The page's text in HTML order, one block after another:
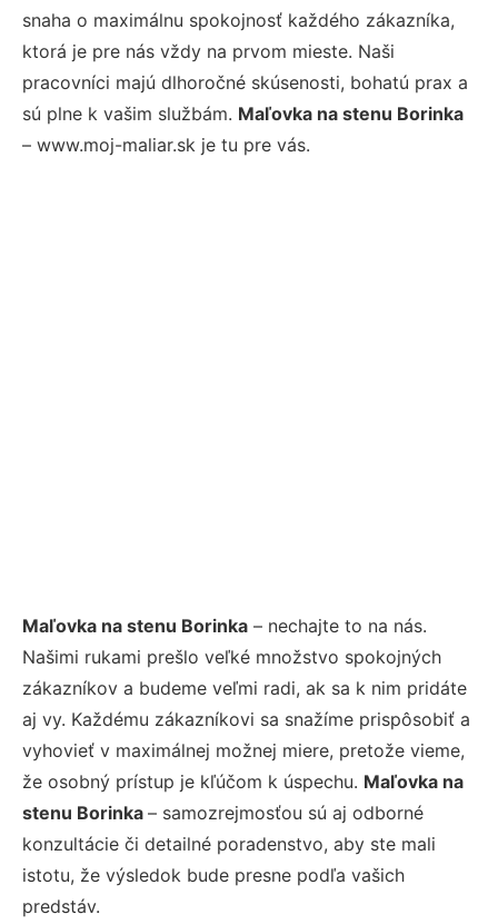
snaha o maximálnu spokojnosť každého zákazníka,
ktorá je pre nás vždy na prvom mieste. Naši
pracovníci majú dlhoročné skúsenosti, bohatú prax a
sú plne k vašim službám. Maľovka na stenu Borinka
– www.moj-maliar.sk je tu pre vás.
Maľovka na stenu Borinka – nechajte to na nás.
Našimi rukami prešlo veľké množstvo spokojných
zákazníkov a budeme veľmi radi, ak sa k nim pridáte
aj vy. Každému zákazníkovi sa snažíme prispôsobiť a
vyhovieť v maximálnej možnej miere, pretože vieme,
že osobný prístup je kľúčom k úspechu. Maľovka na
stenu Borinka – samozrejmosťou sú aj odborné
konzultácie či detailné poradenstvo, aby ste mali
istotu, že výsledok bude presne podľa vašich
predstáv.